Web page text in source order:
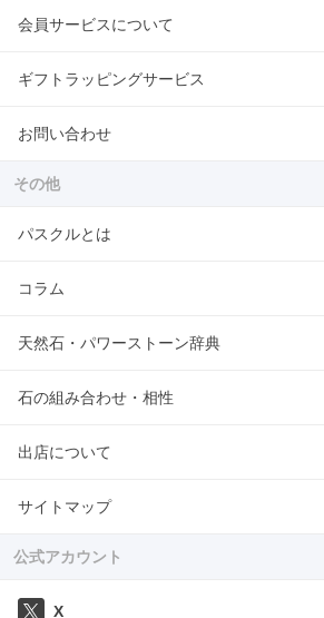
会員サービスについて
ギフトラッピングサービス
お問い合わせ
その他
パスクルとは
コラム
天然石・パワーストーン辞典
石の組み合わせ・相性
出店について
サイトマップ
公式アカウント
X